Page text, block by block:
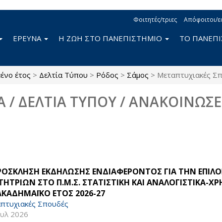
Φοιτητές/τριες Απόφοιτοι/
ΕΡΕΥΝΑ Η ΖΩΗ ΣΤΟ ΠΑΝΕΠΙΣΤΗΜΙΟ ΤΟ
έτος > Δελτία Τύπου > Ρόδος > Σάμος > Μεταπτυχιακές
/ ΔΕΛΤΙΑ ΤΥΠΟΥ /
ΕΚΔΗΛΩΣΗΣ ΕΝΔΙΑΦΕΡΟΝΤΟΣ ΓΙΑ ΤΗΝ
ΣΤΟ Π.Μ.Σ. ΣΤΑΤΙΣΤΙΚΗ ΚΑΙ
ΕΤΟΣ 2026-27
Σπουδές
2026